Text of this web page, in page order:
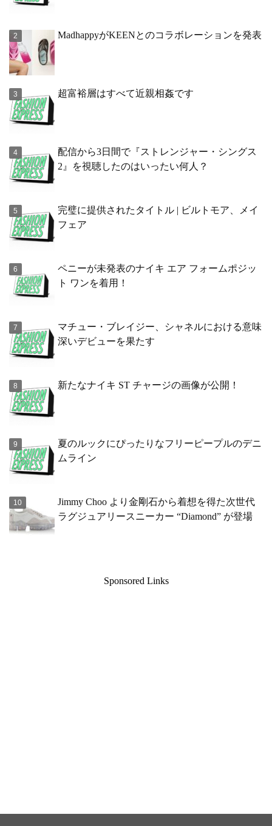
MadhappyがKEENとのコラボレーションを発表
超富裕層はすべて近親相姦です
配信から3日間で『ストレンジャー・シングス
2』を視聴したのはいったい何人？
完璧に提供されたタイトル | ビルトモア、メイ
フェア
ペニーが未発表のナイキ エア フォームポジッ
ト ワンを着用！
マチュー・ブレイジー、シャネルにおける意味
深いデビューを果たす
新たなナイキ ST チャージの画像が公開！
夏のルックにぴったりなフリーピープルのデニ
ムライン
Jimmy Choo より金剛石から着想を得た次世代
ラグジュアリースニーカー “Diamond” が登場
Sponsored Links